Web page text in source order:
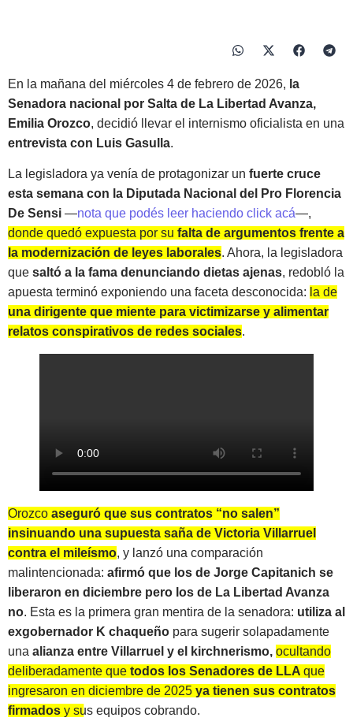
En la mañana del miércoles 4 de febrero de 2026, la
Senadora nacional por Salta de La Libertad Avanza,
Emilia Orozco, decidió llevar el internismo oficialista en una
entrevista con Luis Gasulla.
La legisladora ya venía de protagonizar un fuerte cruce
esta semana con la Diputada Nacional del Pro Florencia
De Sensi —nota que podés leer haciendo click acá—,
donde quedó expuesta por su falta de argumentos frente a
la modernización de leyes laborales. Ahora, la legisladora
que saltó a la fama denunciando dietas ajenas, redobló la
apuesta terminó exponiendo una faceta desconocida: la de
una dirigente que miente para victimizarse y alimentar
relatos conspirativos de redes sociales.
Orozco aseguró que sus contratos “no salen”
insinuando una supuesta saña de Victoria Villarruel
contra el mileísmo, y lanzó una comparación
malintencionada: afirmó que los de Jorge Capitanich se
liberaron en diciembre pero los de La Libertad Avanza
no. Esta es la primera gran mentira de la senadora: utiliza al
exgobernador K chaqueño para sugerir solapadamente
una alianza entre Villarruel y el kirchnerismo, ocultando
deliberadamente que todos los Senadores de LLA que
ingresaron en diciembre de 2025 ya tienen sus contratos
firmados y sus equipos cobrando.